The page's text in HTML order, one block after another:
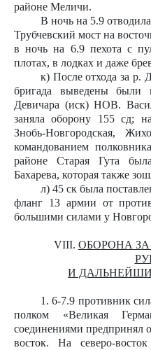
районе Меличи.
В ночь на 5.9
Трубчевский мост на
в ночь на 6.9 пехота с
плотах, в лодках и даже
к) После отхода за р.
бригада выведены
Девичара (иск) НОВ.
заняла оборону 155 сд;
Знобь-Новгородская,
командованием
районе Старая Гута
Бахарева, которая также
л) 45 ск была
фланг 13 армии от
большими силами у
VIII. ОБОРОНА
И
1. 6-7.9 противник
полком «Великая
соединениями предпринял
восток. На северо-